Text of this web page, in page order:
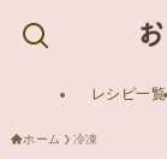
レシピ一覧
ホーム 冷凍